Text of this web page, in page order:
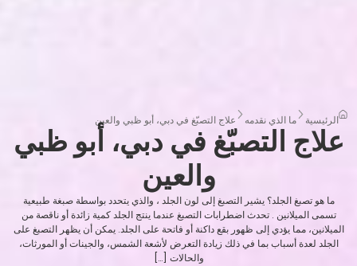
الرئيسية ما الذي نقدمه علاج التصبّغ في دبي، أبو ظبي والعين
علاج التصبّغ في دبي، أبو ظبي
والعين
ما هو تصبغ الجلد؟ يشير التصبغ إلى لون الجلد ، والذي يتحدد بواسطة صبغة طبيعية
تسمى الميلانين . تحدث اضطرابات التصبغ عندما ينتج الجلد كمية زائدة أو ناقصة من
الميلانين، مما يؤدي إلى ظهور بقع داكنة أو فاتحة على الجلد. يمكن أن يظهر التصبغ على
الجلد لعدة أسباب بما في ذلك زيادة التعرض لأشعة الشمس، والجينات أو المورثات،
والحالات […]